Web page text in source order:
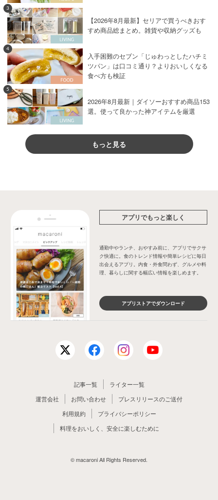
3
【2026年8月最新】セリアで買うべきおす
すめ商品総まとめ。雑貨や収納グッズも
4
入手困難のセブン「じゅわっとしたハチミ
ツパン」は口コミ通り？よりおいしくなる
食べ方も検証
5
2026年8月最新｜ダイソーおすすめ商品153
選。使って良かった神アイテムを厳選
もっと見る
アプリでもっと楽しく
通勤中やランチ、おやすみ前に、アプリでサクサ
ク快適に。食のトレンド情報や簡単レシピに毎日
出会えるアプリ。内食・外食問わず、グルメや料
理、暮らしに関する幅広い情報を楽しめます。
アプリストアでダウンロード
記事一覧
ライター一覧
運営会社
お問い合わせ
プレスリリースのご送付
利用規約
プライバシーポリシー
料理をおいしく、安全に楽しむために
© macaroni All Rights Reserved.